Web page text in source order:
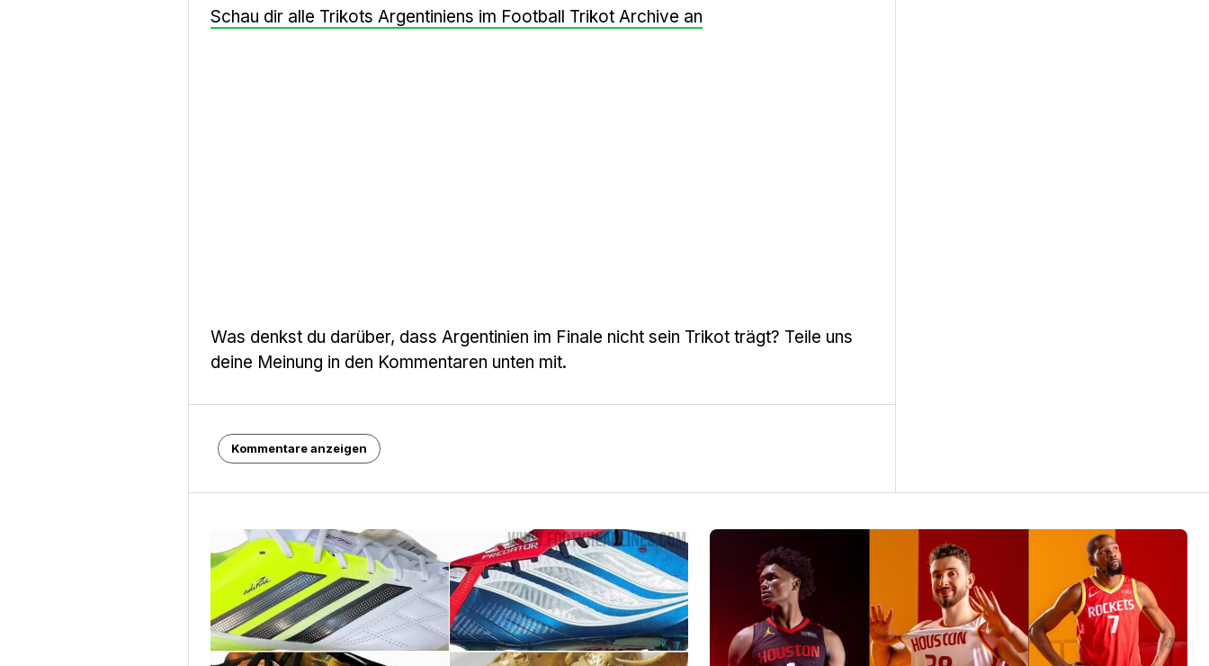
Schau dir alle Trikots Argentiniens im Football Trikot Archive an
Was denkst du darüber, dass Argentinien im Finale nicht sein Trikot trägt? Teile uns
deine Meinung in den Kommentaren unten mit.
Kommentare anzeigen